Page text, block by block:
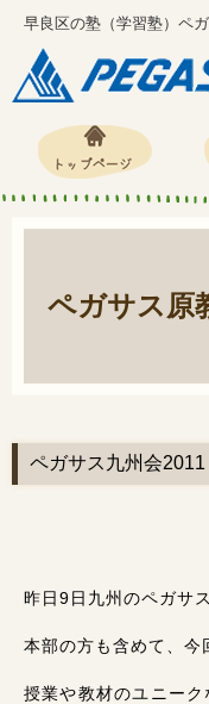
早良区の塾（学習塾）ペ
ペガサス原
ペガサス九州会2011
昨日9日九州のペガサ
本部の方も含めて、
授業や教材のユニー